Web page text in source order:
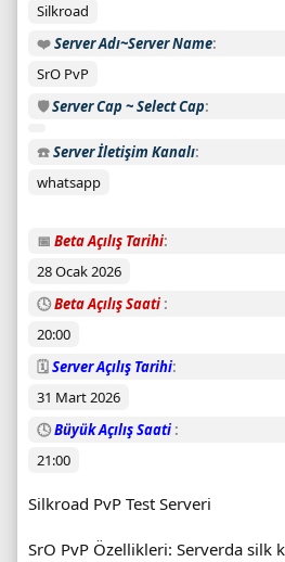
Silkroad
❤️Server Adı~Server Name
SrO PvP
🛡️Server Cap ~ Select Cap
☎️Server İletişim Kanalı
whatsapp
📅 Beta Açılış Tarihi
28 Ocak 2026
🕓Beta Açılış Saati
20:00
🗓️Server Açılış Tarihi
31 Mart 2026
🕓Büyük Açılış Saati
21:00
Silkroad PvP Test Serveri
SrO PvP Özellikleri: Serverda silk